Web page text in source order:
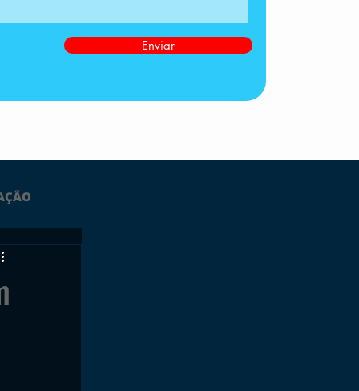
Enviar